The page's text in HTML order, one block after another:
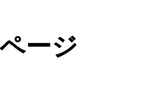
ージ